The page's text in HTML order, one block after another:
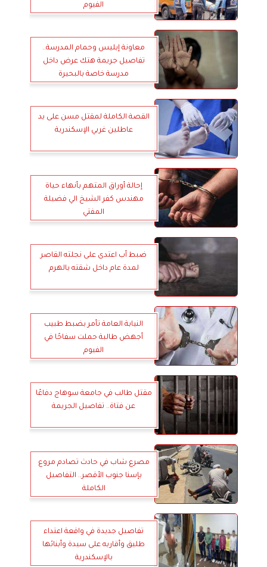
الفيوم
معاونة إبليس وحمام المدرسة..
تفاصيل جريمة هتك عرض داخل
مدرسة خاصة بالبحيرة
القصة الكاملة لمقتل مسن على يد
عاطلين غربي الإسكندرية
إحالة أوراق المتهم بأنهاء حياة
مهندس كفر الشيخ الي فضيلة
المفتي
ضبط أب اعتدى على نجلته القاصر
لمدة عام داخل شقته بالهرم
النيابة العامة تأمر بضبط طبيب
أجهض طالبة حملت سفاحًا في
الفيوم
مقتل طالب في جامعة سوهاج دفاعًا
عن فتاة.. تفاصيل الجريمة
مصرع شاب في حادث تصادم مروع
بإسنا جنوب الأقصر.. التفاصيل
الكاملة
تفاصيل جديدة في واقعة اعتداء
طليق وأقاربه على سيدة وأبنائها
بالإسكندرية